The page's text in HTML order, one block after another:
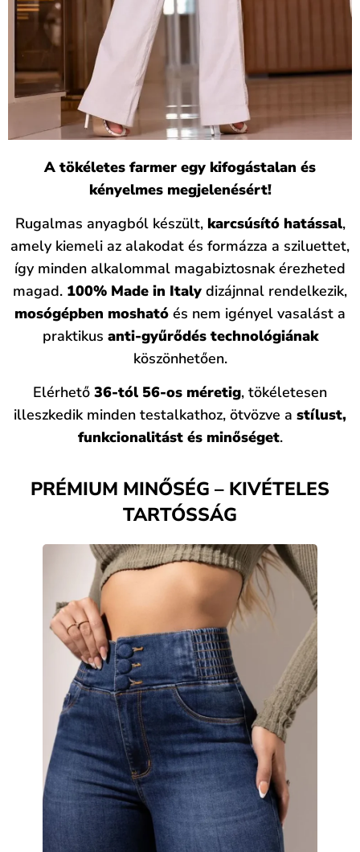
A tökéletes farmer egy kifogástalan és
kényelmes megjelenésért!
Rugalmas anyagból készült, karcsúsító hatással,
amely kiemeli az alakodat és formázza a sziluettet,
így minden alkalommal magabiztosnak érezheted
magad. 100% Made in Italy dizájnnal rendelkezik,
mosógépben mosható és nem igényel vasalást a
praktikus anti-gyűrődés technológiának
köszönhetően.
Elérhető 36-tól 56-os méretig, tökéletesen
illeszkedik minden testalkathoz, ötvözve a stílust,
funkcionalitást és minőséget.
PRÉMIUM MINŐSÉG – KIVÉTELES
TARTÓSSÁG